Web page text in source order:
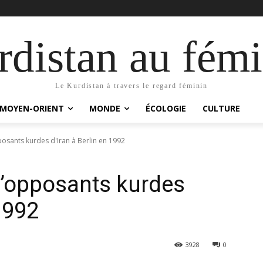
au
Le Kurdistan à travers le regard féminin
MOYEN-ORIENT MONDE ÉCOLOGIE CULTURE
kurdes d'Iran à Berlin en 1992
kurdes
0
3928